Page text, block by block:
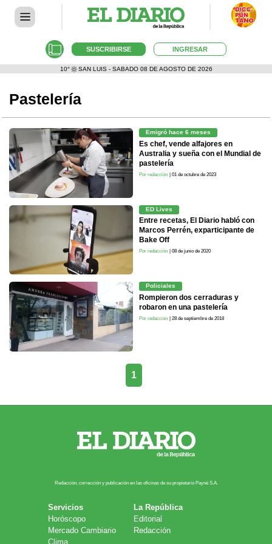
SUSCRIBIRSE INGRESAR
10° SAN LUIS - SABADO 08 DE AGOSTO DE 2026
Pastelería
Emigró hace 6 meses
Es chef, vende alfajores en
Australia y sueña con el Mundial de
pastelería
Por redacción | 01 de octubre de 2023
ED Lives
Entre recetas, El Diario habló con
Marcos Perrén, exparticipante de
Bake Off
Por redacción | 08 de junio de 2020
Policiales
Rompieron dos cerraduras y
robaron en una pastelería
Por redacción | 28 de septiembre de 2018
1
Redacción, corrección y publicación en las oficinas de su propietario Payn​é S.A.
Servicios
Horóscopo
Mercado Cambiario
Clima
La República
Editorial
Redacción